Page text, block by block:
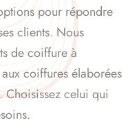
pour répondre
clients. Nous
de coiffure à
coiffures élaborées
Choisissez celui qui